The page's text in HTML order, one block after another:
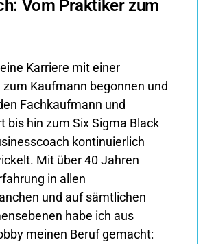
Vom Praktiker zum
Karriere mit einer
Kaufmann begonnen und
Fachkaufmann und
bis hin zum Six Sigma Black
kontinuierlich
Mit über 40 Jahren
in allen
und auf sämtlichen
habe ich aus
meinen Beruf gemacht: